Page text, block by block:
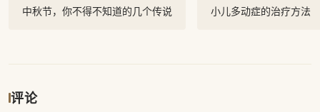
中秋节，你不得不知道的几个传说 小儿多动症的治疗方法
评论